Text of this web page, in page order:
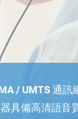
/ UMTS 通
具備高清語音